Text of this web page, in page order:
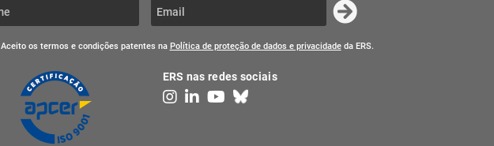
Aceito os termos e condições patentes na Política de proteção de dados e privacidadeda ERS.
ERS nas redes sociais